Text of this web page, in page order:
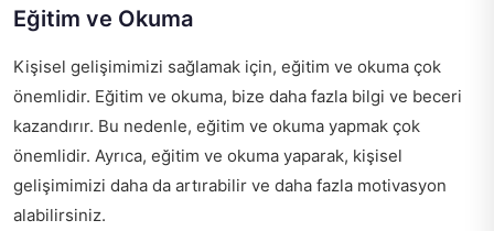
Eğitim ve Okuma
Kişisel gelişimimizi sağlamak için, eğitim ve okuma çok
önemlidir. Eğitim ve okuma, bize daha fazla bilgi ve beceri
kazandırır. Bu nedenle, eğitim ve okuma yapmak çok
önemlidir. Ayrıca, eğitim ve okuma yaparak, kişisel
gelişimimizi daha da artırabilir ve daha fazla motivasyon
alabilirsiniz.